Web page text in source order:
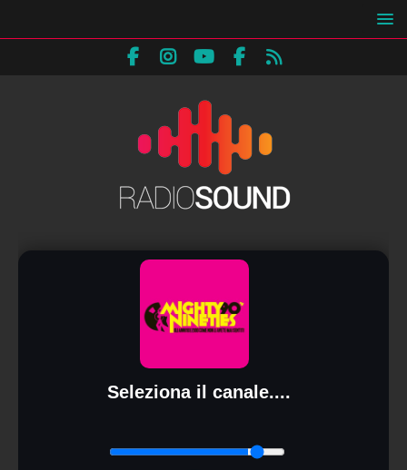
Seleziona il canale....